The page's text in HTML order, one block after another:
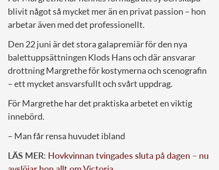
blivit något så mycket mer än en privat passion – hon
arbetar även med det professionellt.
Den 22 juni är det stora galapremiär för den nya
balettuppsättningen Klods Hans och där ansvarar
drottning Margrethe för kostymerna och scenografin
– ett mycket ansvarsfullt och svårt uppdrag.
För Margrethe har det praktiska arbetet en viktig
innebörd.
– Man får rensa huvudet ibland
LÄS MER: Hovkvinnan tvingades sluta på dagen – nu